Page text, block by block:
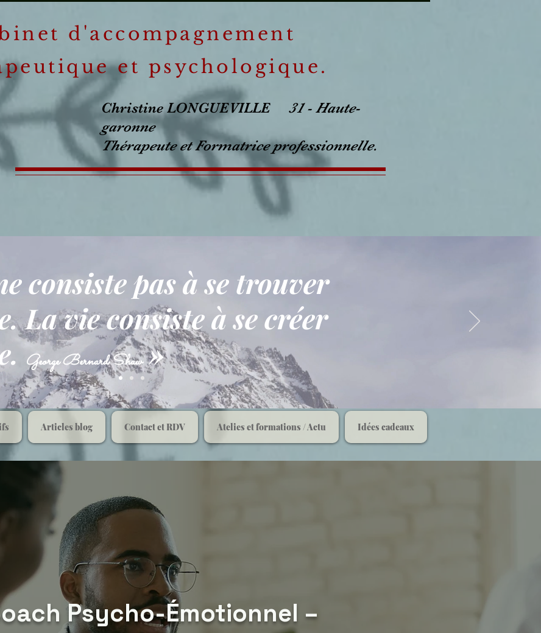
d'accompagnement
et psychologique.
Christine LONGUEVILLE 31 - Haute-
garonne
Thérapeute et Formatrice professionnelle.
consiste pas à se trouver
La vie consiste à se créer
George Bernard Shaw»
Articles blog Contact et RDV Atelies et formations / Actu Idées cadeaux
Psycho-Émotionnel –